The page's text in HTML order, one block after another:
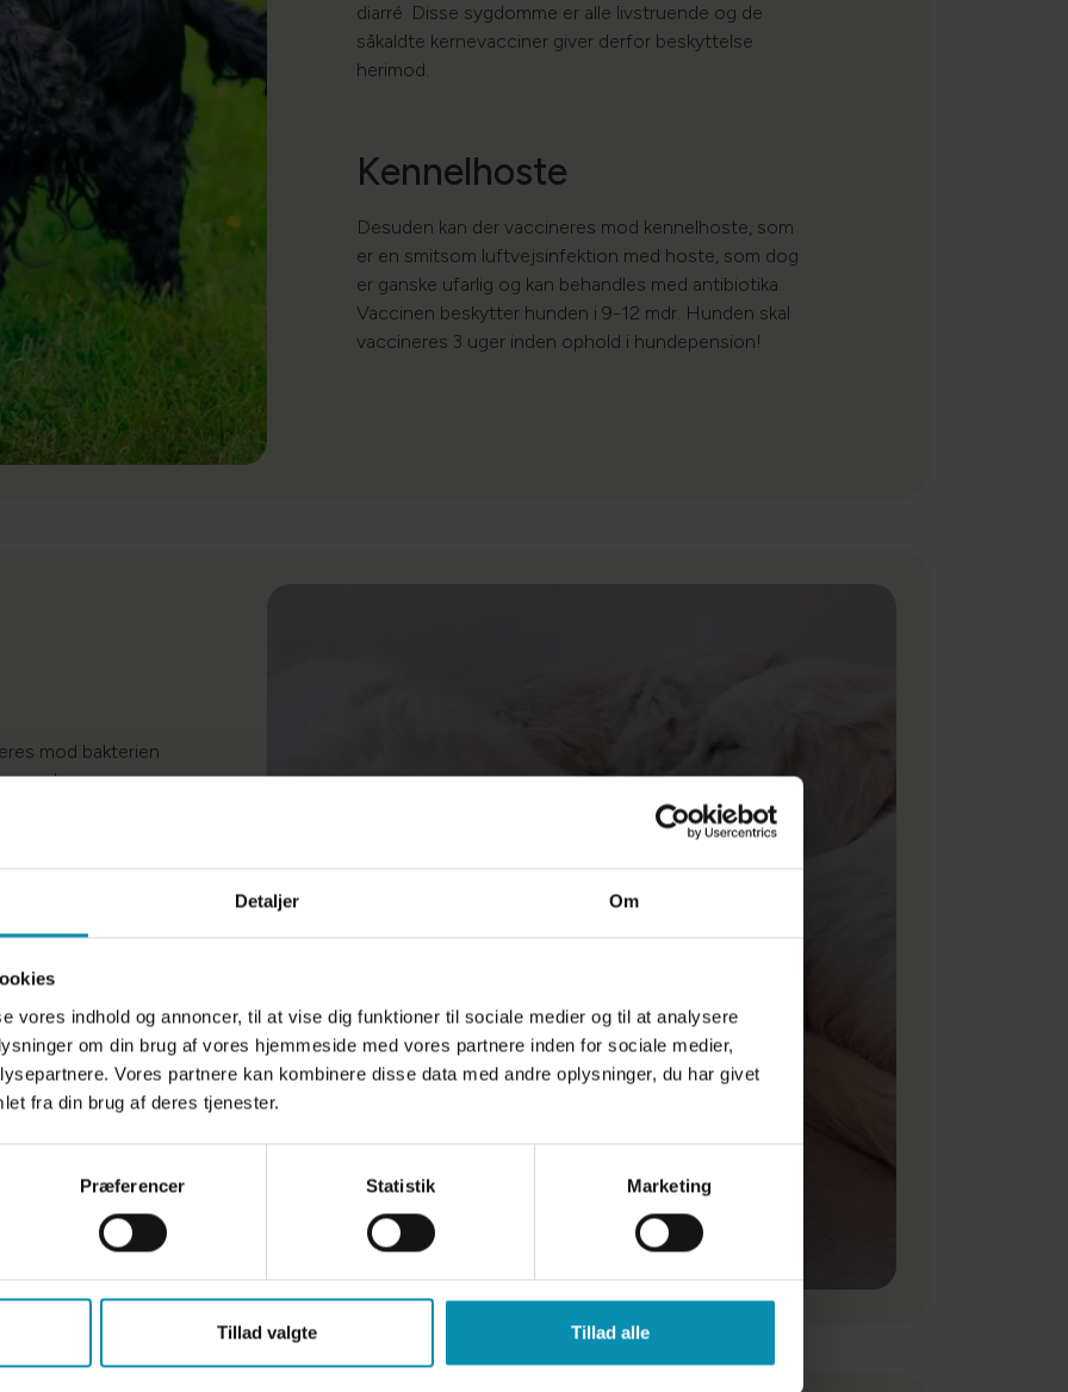
Detaljer Om
vores indhold og annoncer, til at vise dig funktioner til sociale medier og til at analysere
om din brug af vores hjemmeside med vores partnere inden for sociale medier,
Vores partnere kan kombinere disse data med andre oplysninger, du har givet
fra din brug af deres tjenester.
Præferencer Statistik Marketing
Tillad valgte Tillad alle
diarré. Disse sygdomme er alle livstruende og de
såkaldte kernevacciner giver derfor beskyttelse
herimod.
Kennelhoste
Desuden kan der vaccineres mod kennelhoste, som
er en smitsom luftvejsinfektion med hoste, som dog
er ganske ufarlig og kan behandles med antibiotika.
Vaccinen beskytter hunden i 9-12 mdr. Hunden skal
vaccineres 3 uger inden ophold i hundepension!
mod bakterien
og lever.
smitte fra hund til
mus og rotter og
hyppig kontakt til
har størst
1 år.
skal
udlandet.
3 uger inden